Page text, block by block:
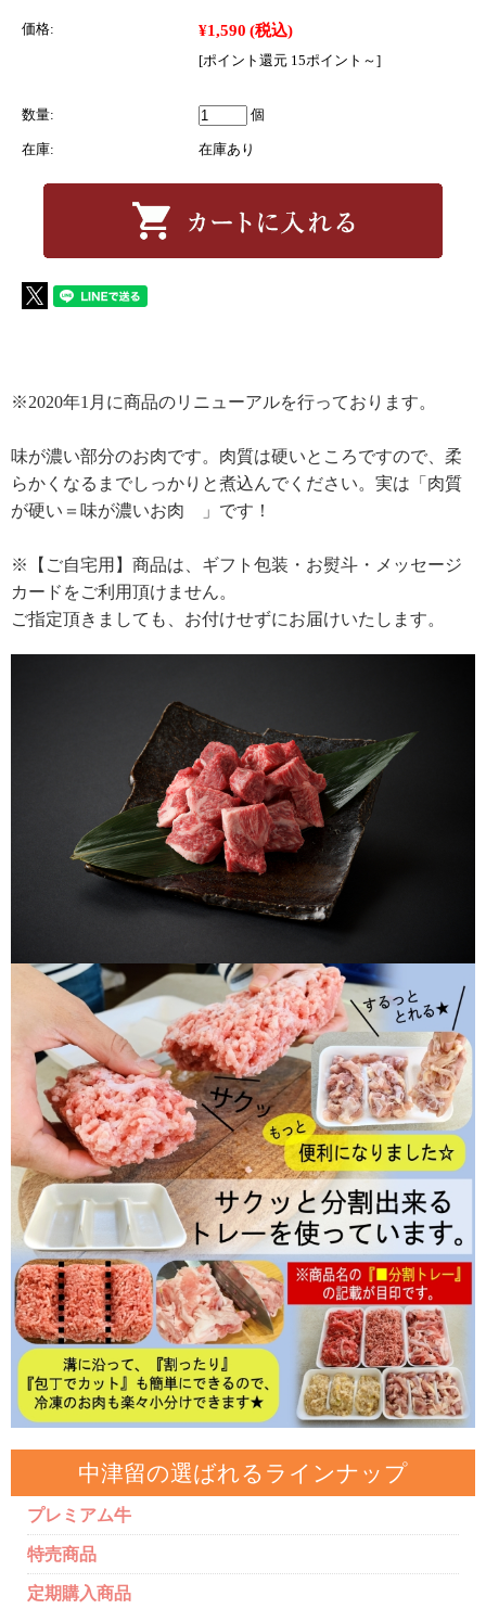
価格: ¥1,590 (税込)
[ポイント還元 15ポイント～]
数量: 個
在庫: 在庫あり
※2020年1月に商品のリニューアルを行っております。
味が濃い部分のお肉です。肉質は硬いところですので、柔
らかくなるまでしっかりと煮込んでください。実は「肉質
が硬い＝味が濃いお肉 」です！
※【ご自宅用】商品は、ギフト包装・お熨斗・メッセージ
カードをご利用頂けません。
ご指定頂きましても、お付けせずにお届けいたします。
中津留の選ばれるラインナップ
プレミアム牛
特売商品
定期購入商品